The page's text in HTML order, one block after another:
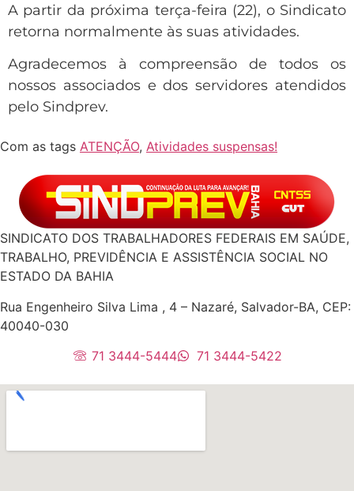
A partir da próxima terça-feira (22), o Sindicato
retorna normalmente às suas atividades.
Agradecemos à compreensão de todos os
nossos associados e dos servidores atendidos
pelo Sindprev.
Com as tags ATENÇÃO, Atividades suspensas!
SINDICATO DOS TRABALHADORES FEDERAIS EM SAÚDE,
TRABALHO, PREVIDÊNCIA E ASSISTÊNCIA SOCIAL NO
ESTADO DA BAHIA
Rua Engenheiro Silva Lima , 4 – Nazaré, Salvador-BA, CEP:
40040-030
71 3444-5444
71 3444-5422